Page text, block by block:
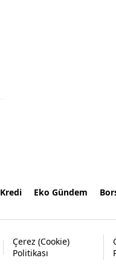
Kredi Eko Gündem
Çerez (Cookie)
Politikası